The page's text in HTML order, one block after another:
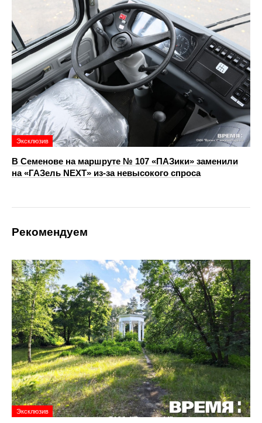
Эксклюзив
В Семенове на маршруте № 107 «ПАЗики» заменили
на «ГАЗель NEXT» из‑за невысокого спроса
Рекомендуем
Эксклюзив